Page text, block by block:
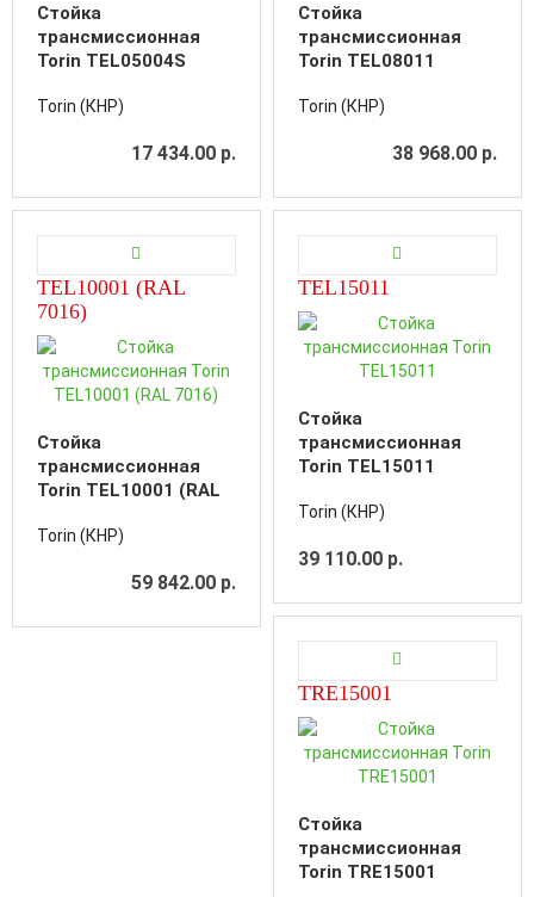
Стойка
трансмиссионная
Torin TEL05004S
Torin (КНР)
17 434.00 р.
Стойка
трансмиссионная
Torin TEL08011
Torin (КНР)
38 968.00 р.
TEL10001 (RAL
7016)
Стойка
трансмиссионная
Torin TEL10001 (RAL
Torin (КНР)
59 842.00 р.
TEL15011
Стойка
трансмиссионная
Torin TEL15011
Torin (КНР)
39 110.00 р.
TRE15001
Стойка
трансмиссионная
Torin TRE15001